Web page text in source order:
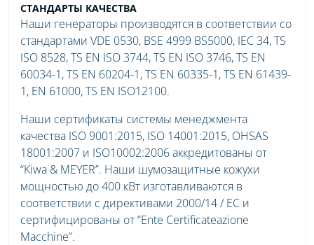
СТАНДАРТЫ КАЧЕСТВА
Наши генераторы производятся в соответствии со
стандартами VDE 0530, BSE 4999 BS5000, IEC 34, TS
ISO 8528, TS EN ISO 3744, TS EN ISO 3746, TS EN
60034-1, TS EN 60204-1, TS EN 60335-1, TS EN 61439-
1, EN 61000, TS EN ISO12100.
Наши сертификаты системы менеджмента
качества ISO 9001:2015, ISO 14001:2015, OHSAS
18001:2007 и ISO10002:2006 аккредитованы от
“Kiwa & MEYER”. Наши шумозащитные кожухи
мощностью до 400 кВт изготавливаются в
соответствии с директивами 2000/14 / EC и
сертифицированы от “Ente Certificateazione
Macchine”.